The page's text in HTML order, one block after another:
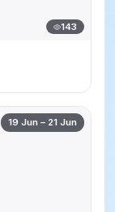
143
19 Jun – 21 Jun